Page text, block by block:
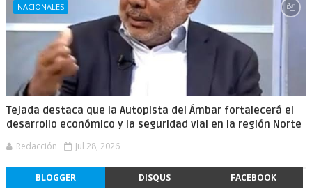
NACIONALES
Tejada destaca que la Autopista del Ámbar fortalecerá el
desarrollo económico y la seguridad vial en la región Norte
Redacción Jul 28, 2026
BLOGGER DISQUS FACEBOOK